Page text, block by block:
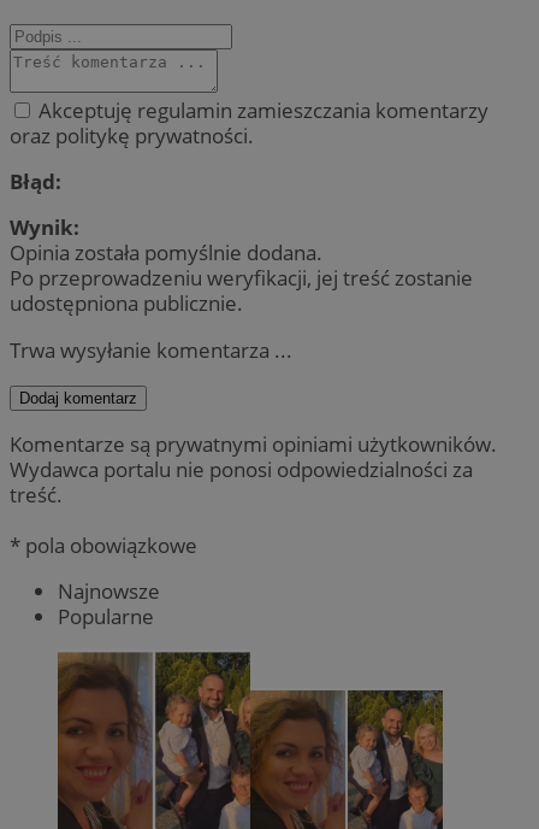
Akceptuję regulamin zamieszczania komentarzy
oraz politykę prywatności.
Błąd:
Wynik:
Opinia została pomyślnie dodana.
Po przeprowadzeniu weryfikacji, jej treść zostanie
udostępniona publicznie.
Trwa wysyłanie komentarza ...
Dodaj komentarz
Komentarze są prywatnymi opiniami użytkowników.
Wydawca portalu nie ponosi odpowiedzialności za
treść.
* pola obowiązkowe
Najnowsze
Popularne